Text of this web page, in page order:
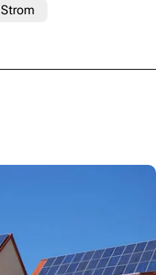
Strom